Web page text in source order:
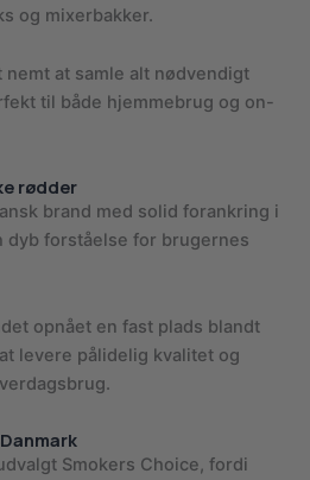
og mixerbakker.
at samle alt nødvendigt
til både hjemmebrug og on-
rødder
brand med solid forankring i
dyb forståelse for brugernes
opnået en fast plads blandt
levere pålidelig kvalitet og
Smokers Choice, fordi